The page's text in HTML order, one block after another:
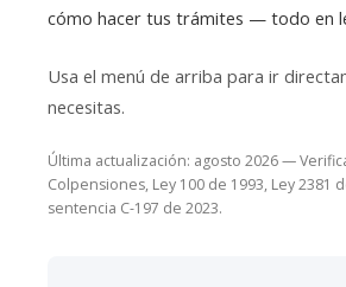
cómo hacer tus trámites — todo en
Usa el menú de arriba para ir
necesitas.
Última actualización: agosto 2026 —
Colpensiones, Ley 100 de 1993, Ley 2381
sentencia C-197 de 2023.